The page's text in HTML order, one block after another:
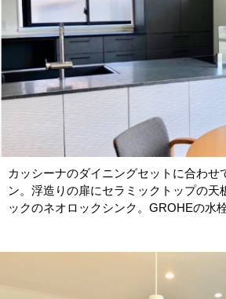
カッシーナのダイニングセットに合わせ
ン。浮造りの扉にセラミックトップの天
ックのネオロックシンク。GROHEの水栓